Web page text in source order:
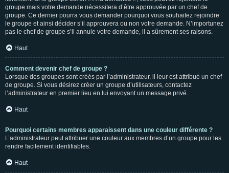
groupe mais votre demande nécessitera d’être approuvée par un chef de
groupe. Ce dernier pourra vous demander pourquoi vous souhaitez rejoindre
le groupe et ainsi décider s’il approuvera ou non votre demande. N’importunez
pas le chef de groupe s’il annule votre demande, il a sûrement ses raisons.
Haut
Comment devenir chef de groupe ?
Lorsque des groupes sont créés par l’administrateur, il leur est attribué un chef
de groupe. Si vous désirez créer un groupe d’utilisateurs, contactez
l’administrateur en premier lieu en lui envoyant un message privé.
Haut
Pourquoi certains membres apparaissent dans une couleur différente ?
L’administrateur peut attribuer une couleur aux membres d’un groupe pour les
rendre facilement identifiables.
Haut